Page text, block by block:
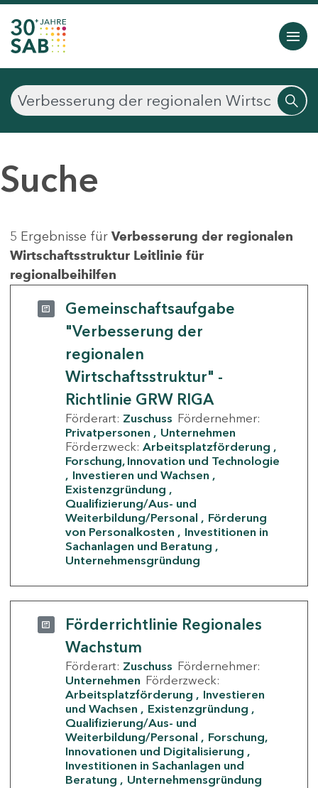
Suche
5 Ergebnisse für Verbesserung der regionalen
Wirtschaftsstruktur Leitlinie für
regionalbeihilfen
Gemeinschaftsaufgabe
"Verbesserung der
regionalen
Wirtschaftsstruktur" -
Richtlinie GRW RIGA
Förderart: Zuschuss Fördernehmer:
Privatpersonen
Unternehmen
Förderzweck: Arbeitsplatzförderung
Forschung, Innovation und Technologie
Investieren und Wachsen
Existenzgründung
Qualifizierung/Aus- und
Weiterbildung/Personal
Förderung
von Personalkosten
Investitionen in
Sachanlagen und Beratung
Unternehmensgründung
Förderrichtlinie Regionales
Wachstum
Förderart: Zuschuss Fördernehmer:
Unternehmen Förderzweck:
Arbeitsplatzförderung
Investieren
und Wachsen
Existenzgründung
Qualifizierung/Aus- und
Weiterbildung/Personal
Forschung,
Innovationen und Digitalisierung
Investitionen in Sachanlagen und
Beratung
Unternehmensgründung